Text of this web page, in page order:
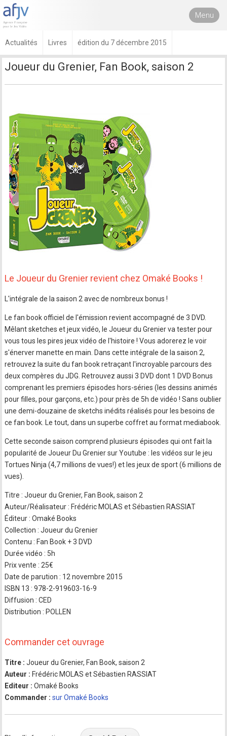
Menu
Actualités Livres édition du 7 décembre 2015
Joueur du Grenier, Fan Book, saison 2
Le Joueur du Grenier revient chez Omaké Books !
L'intégrale de la saison 2 avec de nombreux bonus !
Le fan book officiel de l'émission revient accompagné de 3 DVD.
Mêlant sketches et jeux vidéo, le Joueur du Grenier va tester pour
vous tous les pires jeux vidéo de l'histoire ! Vous adorerez le voir
s'énerver manette en main. Dans cette intégrale de la saison 2,
retrouvez la suite du fan book retraçant l'incroyable parcours des
deux compères du JDG. Retrouvez aussi 3 DVD dont 1 DVD Bonus
comprenant les premiers épisodes hors-séries (les dessins animés
pour filles, pour garçons, etc.) pour près de 5h de vidéo ! Sans oublier
une demi-douzaine de sketchs inédits réalisés pour les besoins de
ce fan book. Le tout, dans un superbe coffret au format mediabook.
Cette seconde saison comprend plusieurs épisodes qui ont fait la
popularité de Joueur Du Grenier sur Youtube : les vidéos sur le jeu
Tortues Ninja (4,7 millions de vues!) et les jeux de sport (6 millions de
vues).
Titre : Joueur du Grenier, Fan Book, saison 2
Auteur/Réalisateur : Frédéric MOLAS et Sébastien RASSIAT
Éditeur : Omaké Books
Collection : Joueur du Grenier
Contenu : Fan Book + 3 DVD
Durée vidéo : 5h
Prix vente : 25€
Date de parution : 12 novembre 2015
ISBN 13 : 978-2-919603-16-9
Diffusion : CED
Distribution : POLLEN
Commander cet ouvrage
Titre :Joueur du Grenier, Fan Book, saison 2
Auteur : Frédéric MOLAS et Sébastien RASSIAT
Editeur :Omaké Books
Commander :sur Omaké Books